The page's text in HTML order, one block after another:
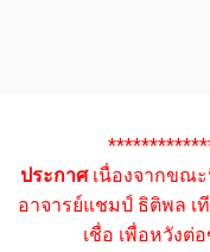
ประกาศเนื่องจากขณ
อาจารย์แชมป์ ธิติพล เ
เชื่อ เพื่อหวัง